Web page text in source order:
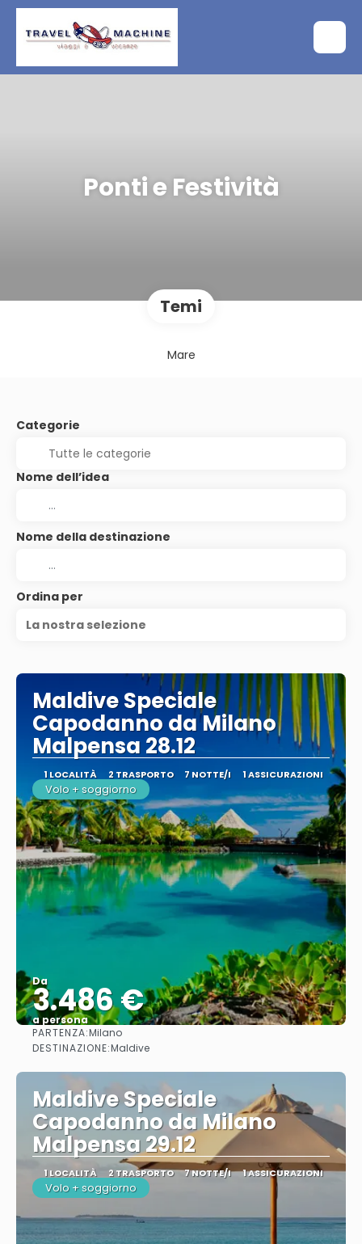
Ponti e Festività
Temi
Mare
Categorie
Nome dell’idea
Nome della destinazione
Ordina per
La nostra selezione
Maldive Speciale
Capodanno da Milano
Malpensa 28.12
1 LOCALITÀ 2 TRASPORTO 7 NOTTE/I 1 ASSICURAZIONI
Volo + soggiorno
Da
3.486 €
a persona
PARTENZA:Milano
DESTINAZIONE:Maldive
Maldive Speciale
Capodanno da Milano
Malpensa 29.12
1 LOCALITÀ 2 TRASPORTO 7 NOTTE/I 1 ASSICURAZIONI
Volo + soggiorno